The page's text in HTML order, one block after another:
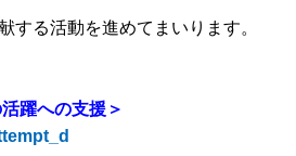
する活動を進めてまいります。
躍への支援＞